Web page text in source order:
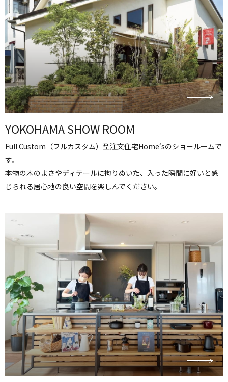
YOKOHAMA SHOW ROOM
Full Custom（フルカスタム）型注文住宅Home‘sのショールームで
す。
本物の木のよさやディテールに拘りぬいた、入った瞬間に好いと感
じられる居心地の良い空間を楽しんでください。